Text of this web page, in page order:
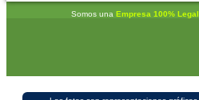
Somos una Empresa 100% Legal